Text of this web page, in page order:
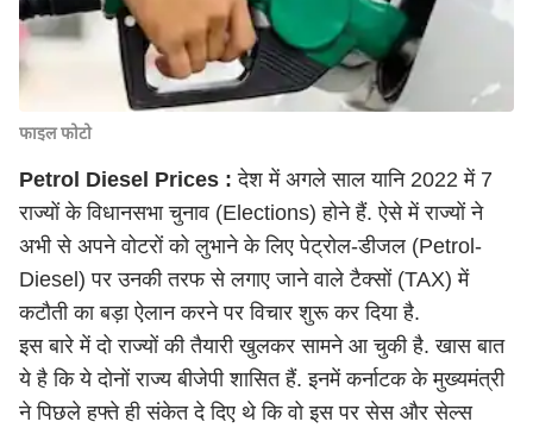
फाइल फोटो
Petrol Diesel Prices : देश में अगले साल यानि 2022 में 7
राज्यों के विधानसभा चुनाव (Elections) होने हैं. ऐसे में राज्यों ने
अभी से अपने वोटरों को लुभाने के लिए पेट्रोल-डीजल (Petrol-
Diesel) पर उनकी तरफ से लगाए जाने वाले टैक्सों (TAX) में
कटौती का बड़ा ऐलान करने पर विचार शुरू कर दिया है.
इस बारे में दो राज्यों की तैयारी खुलकर सामने आ चुकी है. खास बात
ये है कि ये दोनों राज्य बीजेपी शासित हैं. इनमें कर्नाटक के मुख्यमंत्री
ने पिछले हफ्ते ही संकेत दे दिए थे कि वो इस पर सेस और सेल्स